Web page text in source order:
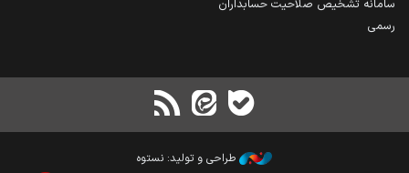
سامانه تشخیص صلاحیت حسابداران
رسمی
طراحی و تولید: نستوه